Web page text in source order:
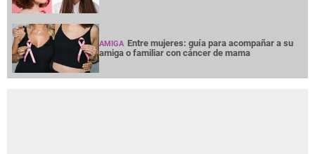
AMIGA Entre mujeres: guía para acompañar a su
amiga o familiar con cáncer de mama